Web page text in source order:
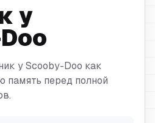
у
у Scooby-Doo как
память перед полной